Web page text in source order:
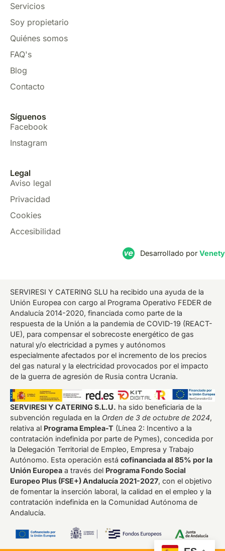
Servicios
Soy propietario
Quiénes somos
FAQ's
Blog
Contacto
Síguenos
Facebook
Instagram
Legal
Aviso legal
Privacidad
Cookies
Accesibilidad
Desarrollado porVenety
SERVIRESI Y CATERING SLU ha recibido una ayuda de la
Unión Europea con cargo al Programa Operativo FEDER de
Andalucía 2014-2020, financiada como parte de la
respuesta de la Unión a la pandemia de COVID-19 (REACT-
UE), para compensar el sobrecoste energético de gas
natural y/o electricidad a pymes y autónomos
especialmente afectados por el incremento de los precios
del gas natural y la electricidad provocados por el impacto
de la guerra de agresión de Rusia contra Ucrania.
SERVIRESI Y CATERING S.L.U. ha sido beneficiaria de la
subvención regulada en la Orden de 3 de octubre de 2024,
relativa al Programa Emplea-T (Línea 2: Incentivo a la
contratación indefinida por parte de Pymes), concedida por
la Delegación Territorial de Empleo, Empresa y Trabajo
Autónomo. Esta operación está cofinanciada al 85% por la
Unión Europea a través del Programa Fondo Social
Europeo Plus (FSE+) Andalucía 2021-2027, con el objetivo
de fomentar la inserción laboral, la calidad en el empleo y la
contratación indefinida en la Comunidad Autónoma de
Andalucía.